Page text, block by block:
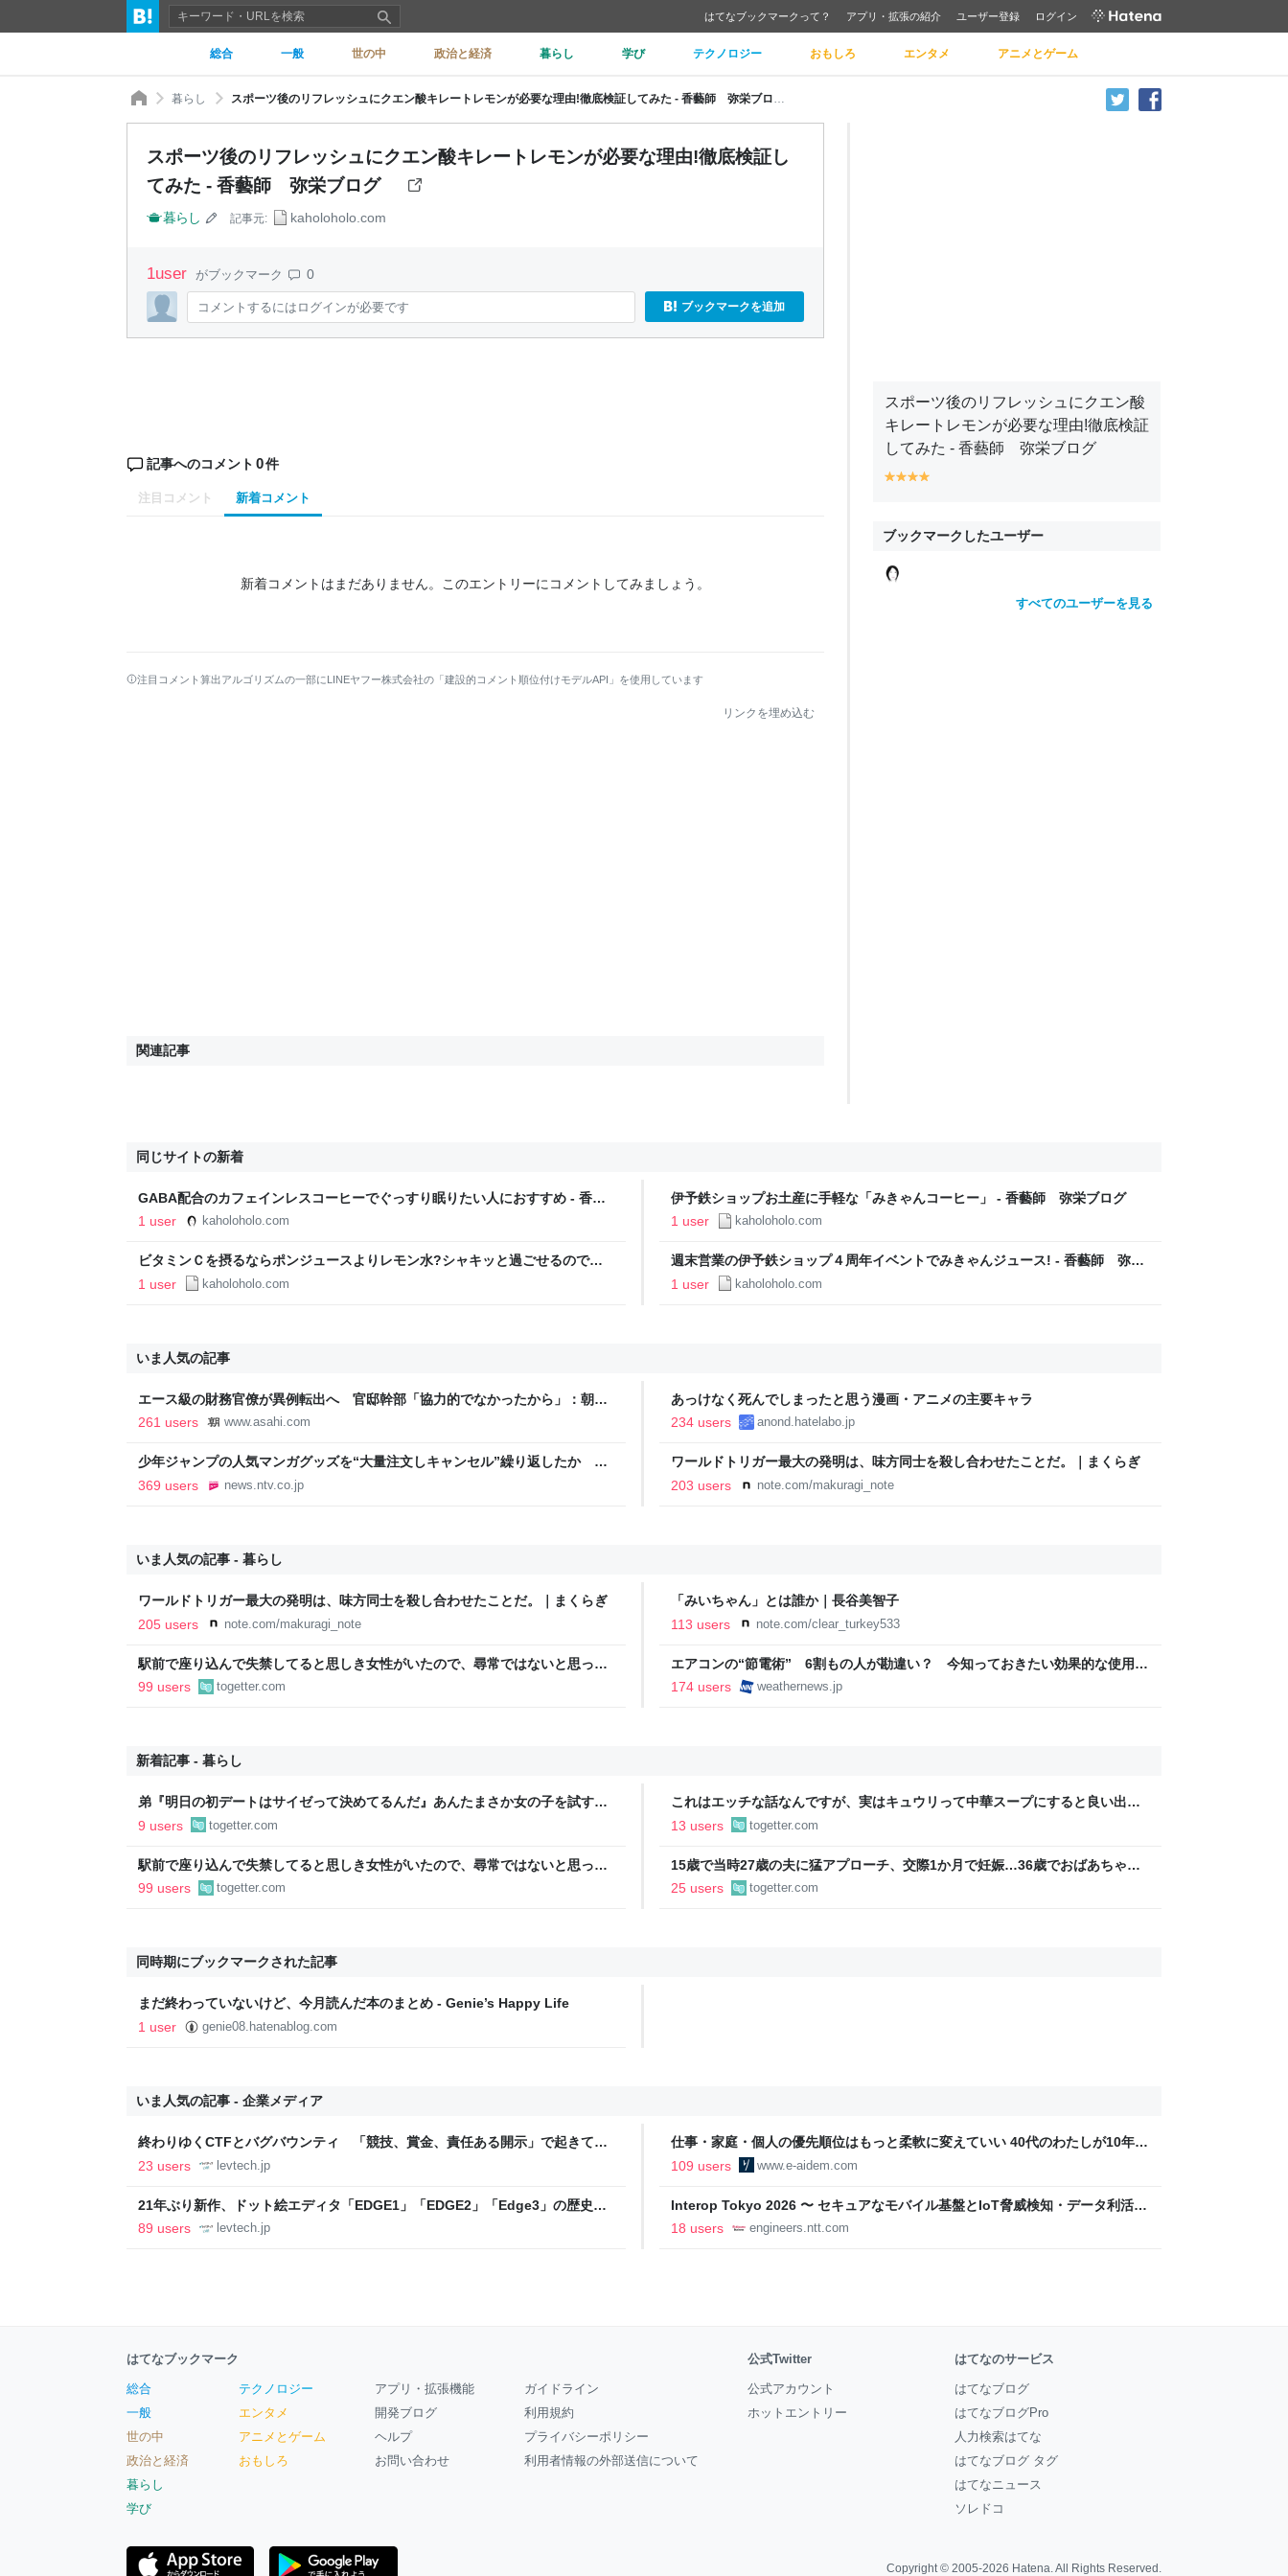
はてなブックマークって？ アプリ・拡張の紹介 ユーザー登録 ログイン
総合 一般 世の中 政治と経済 暮らし 学び テクノロジー おもしろ エンタメ アニメとゲーム
暮らし
スポーツ後のリフレッシュにクエン酸キレートレモンが必要な理由!徹底検証し
てみた - 香藝師 弥栄ブログ
暮らし 記事元: kaholoholo.com
1user がブックマーク 0
コメントするにはログインが必要です ブックマークを追加
記事へのコメント 0件
注目コメント 新着コメント
新着コメントはまだありません。 このエントリーにコメントしてみましょう。
注目コメント算出アルゴリズムの一部にLINEヤフー株式会社の「建設的コメント順位付けモデルAPI」を使用しています
リンクを埋め込む
関連記事
スポーツ後のリフレッシュにクエン酸
キレートレモンが必要な理由!徹底検証
してみた - 香藝師 弥栄ブログ
y
o
y
o
y
oo
ブックマークしたユーザー
すべてのユーザーを見る
同じサイトの新着
GABA配合のカフェインレスコーヒーでぐっすり眠りたい人におすすめ - 香藝
師 弥栄ブログ
1 user kaholoholo.com
伊予鉄ショップお土産に手軽な「みきゃんコーヒー」 - 香藝師 弥栄ブログ
1 user
kaholoholo.com
ビタミンＣを摂るならポンジュースよりレモン水?シャキッと過ごせるのでお
すすめ! - 香藝師 弥栄ブログ
1 user kaholoholo.com
週末営業の伊予鉄ショップ４周年イベントでみきゃんジュース! - 香藝師 弥栄
ブログ
1 user kaholoholo.com
いま人気の記事
エース級の財務官僚が異例転出へ 官邸幹部「協力的でなかったから」：朝日
新聞
261 users www.asahi.com
あっけなく死んでしまったと思う漫画・アニメの主要キャラ
234 users
anond.hatelabo.jp
少年ジャンプの人気マンガグッズを“大量注文しキャンセル”繰り返したか 女
逮捕 総額43億円以上（2026年8月6日掲載）｜日テレNEWS NNN
369 users news.ntv.co.jp
ワールドトリガー最大の発明は、味方同士を殺し合わせたことだ。｜まくらぎ
203 users
note.com/makuragi_note
いま人気の記事 - 暮らし
ワールドトリガー最大の発明は、味方同士を殺し合わせたことだ。｜まくらぎ
205 users
note.com/makuragi_note
「みいちゃん」とは誰か｜長谷美智子
113 users
note.com/clear_turkey533
駅前で座り込んで失禁してると思しき女性がいたので、尋常ではないと思って
警察と救急を呼んでそばで見守っていたら、急に現れた女性に「あなた何して
るんですか！？」とスマホをはたき落とされた話
99 users togetter.com
エアコンの“節電術” 6割もの人が勘違い？ 今知っておきたい効果的な使用法
- ウェザーニュース
174 users weathernews.jp
新着記事 - 暮らし
弟『明日の初デートはサイゼって決めてるんだ』あんたまさか女の子を試すつ
もりで…！？→その後の展開に「やはりデートは相手への思いやりの気持ち」
9 users togetter.com
これはエッチな話なんですが、実はキュウリって中華スープにすると良い出汁
が出てめっちゃ美味いんですよ→味噌汁や炒め物など、キュウリの加熱調理は
13 users togetter.com
駅前で座り込んで失禁してると思しき女性がいたので、尋常ではないと思って
警察と救急を呼んでそばで見守っていたら、急に現れた女性に「あなた何して
99 users togetter.com
15歳で当時27歳の夫に猛アプローチ、交際1か月で妊娠…36歳でおばあちゃん
になった女性と夫の話、正直笑えないし美談にはできないのでは？
25 users togetter.com
同時期にブックマークされた記事
まだ終わっていないけど、今月読んだ本のまとめ - Genie’s Happy Life
1 user
genie08.hatenablog.com
いま人気の記事 - 企業メディア
終わりゆくCTFとバグバウンティ 「競技、賞金、責任ある開示」で起きてい
ること【フォーカス】 - レバテックLAB
23 users levtech.jp
仕事・家庭・個人の優先順位はもっと柔軟に変えていい 40代のわたしが10年後
の自分に伝えたいこと - りっすん by イーアイデム
109 users www.e-aidem.com
21年ぶり新作、ドット絵エディタ「EDGE1」「EDGE2」「Edge3」の歴史に
ついて作者に聞く【フォーカス】 - レバテックLAB
89 users levtech.jp
Interop Tokyo 2026 〜 セキュアなモバイル基盤とIoT脅威検知・データ利活用
への取り組み 〜 - NTT docomo Business Engineers' Blog
18 users engineers.ntt.com
はてなブックマーク
総合
一般
世の中
政治と経済
暮らし
学び
テクノロジー
エンタメ
アニメとゲーム
おもしろ
アプリ・拡張機能
開発ブログ
ヘルプ
お問い合わせ
ガイドライン
利用規約
プライバシーポリシー
利用者情報の外部送信について
公式Twitter
公式アカウント
ホットエントリー
はてなのサービス
はてなブログ
はてなブログPro
人力検索はてな
はてなブログ タグ
はてなニュース
ソレドコ
Copyright © 2005-2026 Hatena. All Rights Reserved.